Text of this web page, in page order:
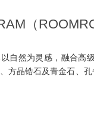
（
自然为灵感，融合高
方晶锆石及青金石、